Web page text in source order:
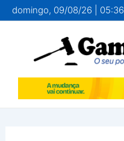
para
conteúdo
domingo, 09/08/26 | 05:36